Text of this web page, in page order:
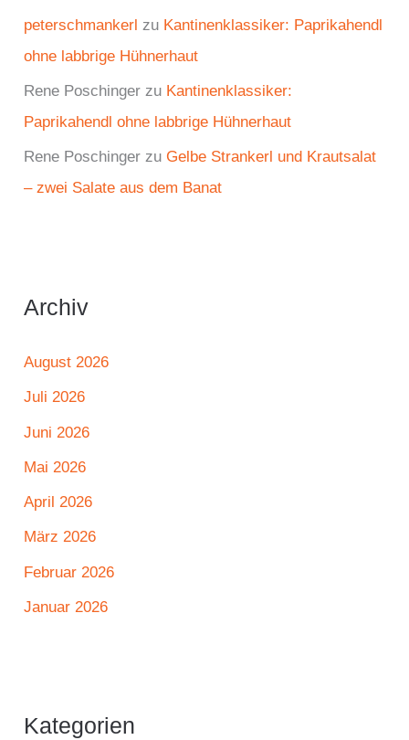
peterschmankerl zu Kantinenklassiker: Paprikahendl
ohne labbrige Hühnerhaut
Rene Poschinger zu Kantinenklassiker:
Paprikahendl ohne labbrige Hühnerhaut
Rene Poschinger zuGelbe Strankerl und Krautsalat
– zwei Salate aus dem Banat
Archiv
August 2026
Juli 2026
Juni 2026
Mai 2026
April 2026
März 2026
Februar 2026
Januar 2026
Kategorien